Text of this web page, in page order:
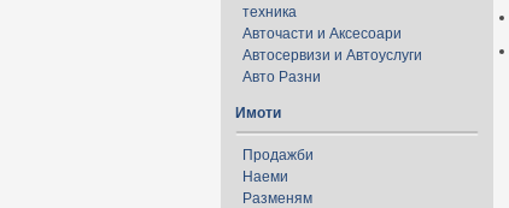
техника
Авточасти и Аксесоари
Автосервизи и Автоуслуги
Авто Разни
Имоти
Продажби
Наеми
Разменям